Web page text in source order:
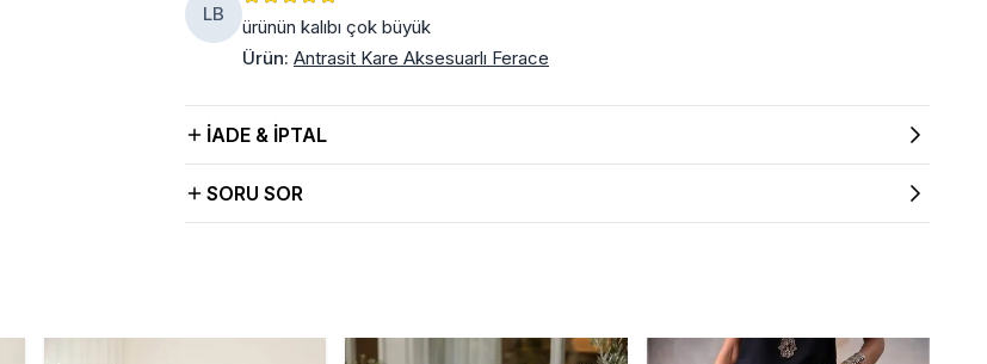
LB
ürünün kalıbı çok büyük
Ürün: Antrasit Kare Aksesuarlı Ferace
İADE & İPTAL
SORU SOR